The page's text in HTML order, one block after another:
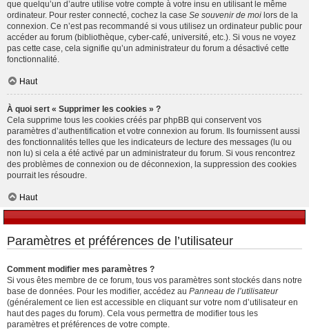
que quelqu’un d’autre utilise votre compte à votre insu en utilisant le même
ordinateur. Pour rester connecté, cochez la case Se souvenir de moi lors de la
connexion. Ce n’est pas recommandé si vous utilisez un ordinateur public pour
accéder au forum (bibliothèque, cyber-café, université, etc.). Si vous ne voyez
pas cette case, cela signifie qu’un administrateur du forum a désactivé cette
fonctionnalité.
Haut
À quoi sert « Supprimer les cookies » ?
Cela supprime tous les cookies créés par phpBB qui conservent vos
paramètres d’authentification et votre connexion au forum. Ils fournissent aussi
des fonctionnalités telles que les indicateurs de lecture des messages (lu ou
non lu) si cela a été activé par un administrateur du forum. Si vous rencontrez
des problèmes de connexion ou de déconnexion, la suppression des cookies
pourrait les résoudre.
Haut
Paramètres et préférences de l’utilisateur
Comment modifier mes paramètres ?
Si vous êtes membre de ce forum, tous vos paramètres sont stockés dans notre
base de données. Pour les modifier, accédez au Panneau de l’utilisateur
(généralement ce lien est accessible en cliquant sur votre nom d’utilisateur en
haut des pages du forum). Cela vous permettra de modifier tous les
paramètres et préférences de votre compte.